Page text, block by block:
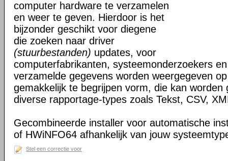
computer hardware te verzamelen
en weer te geven. Hierdoor is het
bijzonder geschikt voor diegene
die zoeken naar driver
(stuurbestanden) updates, voor
computerfabrikanten, systeemonderzoekers
verzamelde gegevens worden weergegeven
gemakkelijk te begrijpen vorm, die kan worden
diverse rapportage-types zoals Tekst, CSV,
Gecombineerde installer voor automatische
of HWiNFO64 afhankelijk van jouw
Stel een correctie voor